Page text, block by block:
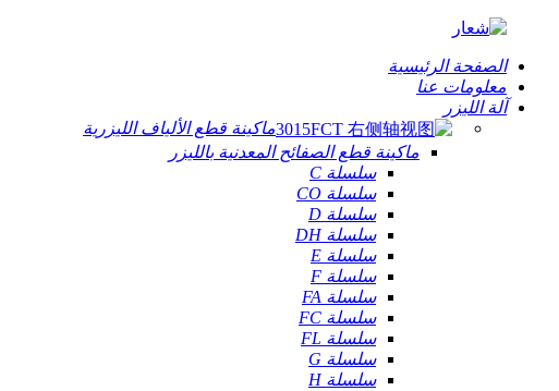
الصفحة الرئيسية
معلومات عنا
آلة الليزر
ماكينة قطع الألياف الليزرية
ماكينة قطع الصفائح المعدنية بالليزر
سلسلة C
سلسلة CO
سلسلة D
سلسلة DH
سلسلة E
سلسلة F
سلسلة FA
سلسلة FC
سلسلة FL
سلسلة G
سلسلة H